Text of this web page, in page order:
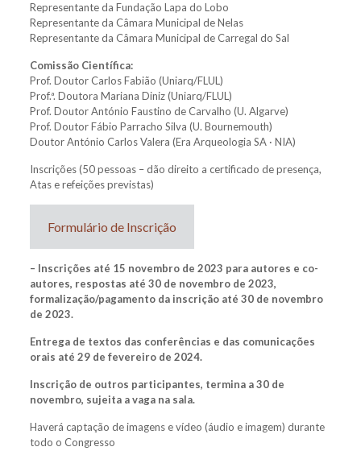
Representante da Fundação Lapa do Lobo
Representante da Câmara Municipal de Nelas
Representante da Câmara Municipal de Carregal do Sal
Comissão Científica:
Prof. Doutor Carlos Fabião (Uniarq/FLUL)
Prof.ª. Doutora Mariana Diniz (Uniarq/FLUL)
Prof. Doutor António Faustino de Carvalho (U. Algarve)
Prof. Doutor Fábio Parracho Silva (U. Bournemouth)
Doutor António Carlos Valera (Era Arqueologia SA · NIA)
Inscrições (50 pessoas – dão direito a certificado de presença,
Atas e refeições previstas)
Formulário de Inscrição
– Inscrições até 15 novembro de 2023 para autores e co-
autores, respostas até 30 de novembro de 2023,
formalização/pagamento da inscrição até 30 de novembro
de 2023.
Entrega de textos das conferências e das comunicações
orais até 29 de fevereiro de 2024.
Inscrição de outros participantes, termina a 30 de
novembro, sujeita a vaga na sala.
Haverá captação de imagens e vídeo (áudio e imagem) durante
todo o Congresso